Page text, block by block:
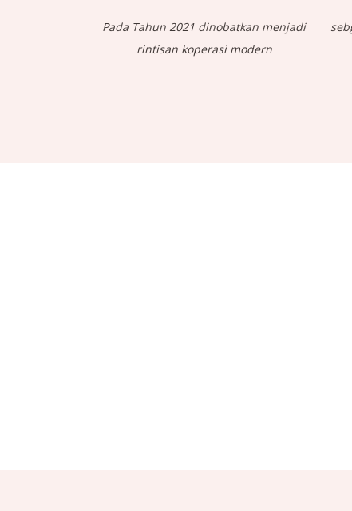
Pada Tahun 2021 dinobatkan menjadi
rintisan koperasi modern